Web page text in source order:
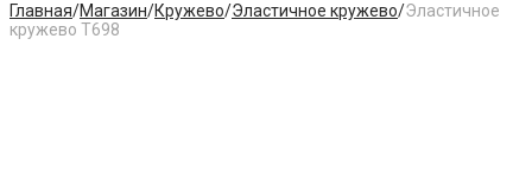
Главная/Магазин/Кружево/Эластичное кружево/Эластичное
кружево T698